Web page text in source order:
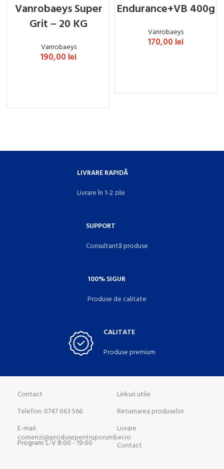
Vanrobaeys Super
Grit – 20 KG
Vanrobaeys
190,00 lei
Endurance+VB 400g
Vanrobaeys
170,00 lei
LIVRARE RAPIDĂ
Livrare în 1-2 zile
SUPPORT
Consultantă produse
100% SIGUR
Produse de calitate
CALITATE
Produse premium
Contact
Telefon: 0747 063 566
E-mail:
comenzi@produsepentruporumbei.ro
Program: L-V 8:00 - 19:00
Linkuri utile
Returnarea produselor
Livrare
Contact